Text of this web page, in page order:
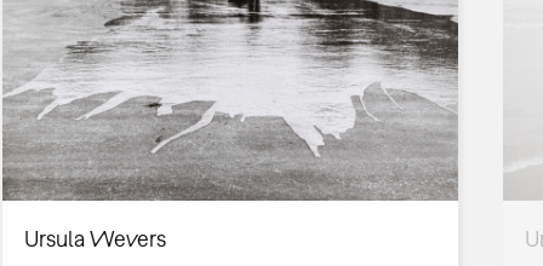
Ursula Wevers